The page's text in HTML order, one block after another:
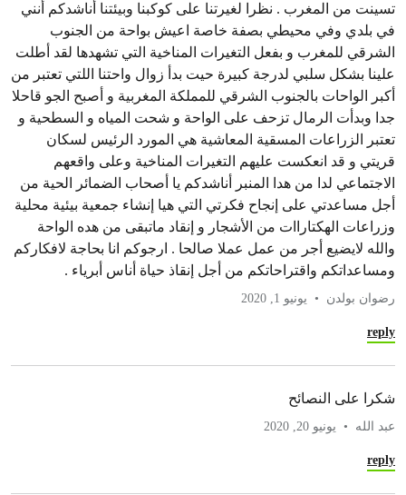
تسينت من المغرب . نظرا لغيرتنا على كوكبنا وبيئتنا أناشدكم أنني
في بلدي وفي محيطي بصفة خاصة اعيش بواحة من الجنوب
الشرقي للمغرب و بفعل التغيرات المناخية التي تشهدها لقد أطلت
علينا بشكل سلبي لدرجة كبيرة حيت بدأ زوال واحتنا اللتي تعتبر من
أكبر الواحات بالجنوب الشرقي للمملكة المغربية و أصبح الجو قاحلا
جدا وبدأت الرمال تزحف على الواحة و شحت المياه و السطحية و
تعتبر الزراعات المسقية المعاشية هي المورد الرئيس لسكان
قريتي و قد انعكست عليهم التغيرات المناخية وعلى واقعهم
الاجتماعي لدا من هدا المنبر أناشدكم يا أصحاب الضمائر الحية من
أجل مساعدتي على إنجاح فكرتي التي هيا إنشاء جمعية بيئية محلية
وزراعات الهكتاراات من الأشجار و إنقاد ماتبقى من هده الواحة
والله لايضيع أجر من عمل عملا صالحا . ارجوكم انا بحاجة لافكاركم
ومساعداتكم واقتراحاتكم من أجل إنقاذ حياة أناس أبرياء .
رضوان بولدن يونيو 1, 2020
reply
شكرا على النصائح
عبد الله يونيو 20, 2020
reply